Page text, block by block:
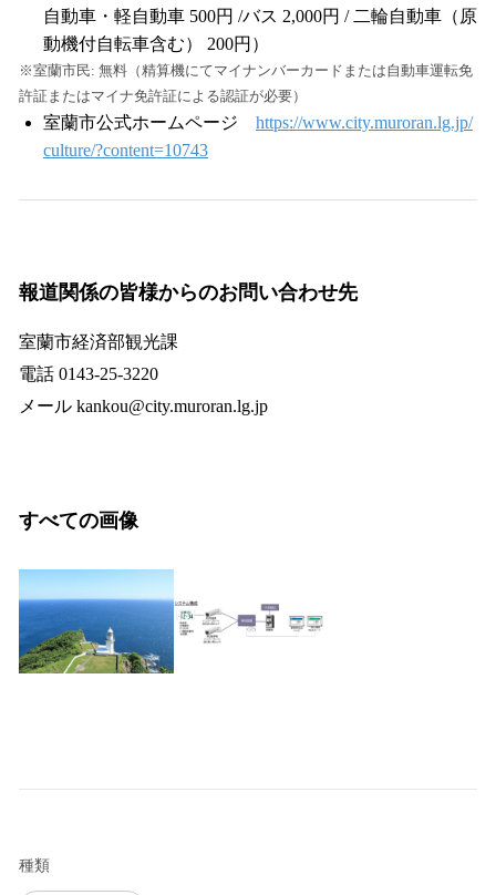
自動車・軽自動車 500円 /バス 2,000円 / 二輪自動車（原
動機付自転車含む） 200円）
※室蘭市民: 無料（精算機にてマイナンバーカードまたは自動車運転免
許証またはマイナ免許証による認証が必要）
室蘭市公式ホームページ https://www.city.muroran.lg.jp/
culture/?content=10743
報道関係の皆様からのお問い合わせ先
室蘭市経済部観光課
電話 0143‐25‐3220
メール kankou@city.muroran.lg.jp
すべての画像
種類